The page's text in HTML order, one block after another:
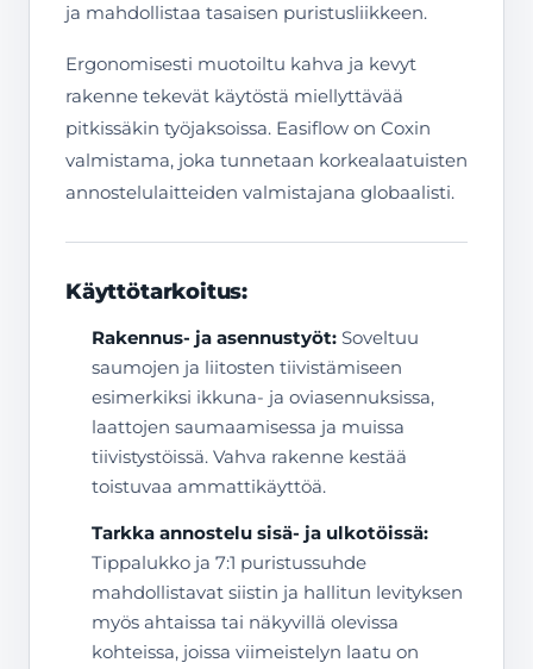
ja mahdollistaa tasaisen puristusliikkeen.
Ergonomisesti muotoiltu kahva ja kevyt
rakenne tekevät käytöstä miellyttävää
pitkissäkin työjaksoissa. Easiflow on Coxin
valmistama, joka tunnetaan korkealaatuisten
annostelulaitteiden valmistajana globaalisti.
Käyttötarkoitus:
Rakennus- ja asennustyöt: Soveltuu
saumojen ja liitosten tiivistämiseen
esimerkiksi ikkuna- ja oviasennuksissa,
laattojen saumaamisessa ja muissa
tiivistystöissä. Vahva rakenne kestää
toistuvaa ammattikäyttöä.
Tarkka annostelu sisä- ja ulkotöissä:
Tippalukko ja 7:1 puristussuhde
mahdollistavat siistin ja hallitun levityksen
myös ahtaissa tai näkyvillä olevissa
kohteissa, joissa viimeistelyn laatu on